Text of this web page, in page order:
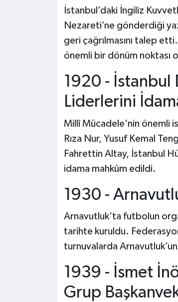
İstanbul’daki İngiliz
Nezareti’ne gönderdiği
geri çağrılmasını talep
önemli bir dönüm noktası
1920 - İstanbul
Liderlerini
Millî Mücadele'nin önemli
Rıza Nur, Yusuf Kemal
Fahrettin Altay, İstanbul
idama mahkûm edildi.
1930 -
Arnavutluk’ta futbolun
tarihte kuruldu.
turnuvalarda
1939 - İsmet
Grup